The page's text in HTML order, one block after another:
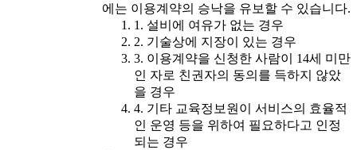
에는 이용계약의 승낙을 유보할 수 있습니다.
1. 설비에 여유가 없는 경우
2. 기술상에 지장이 있는 경우
3. 이용계약을 신청한 사람이 14세 미만
인 자로 친권자의 동의를 득하지 않았
을 경우
4. 기타 교육정보원이 서비스의 효율적
인 운영 등을 위하여 필요하다고 인정
되는 경우